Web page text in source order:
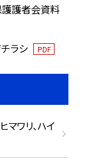
護者会資料
ラシ PDF
ワリ、ハイ